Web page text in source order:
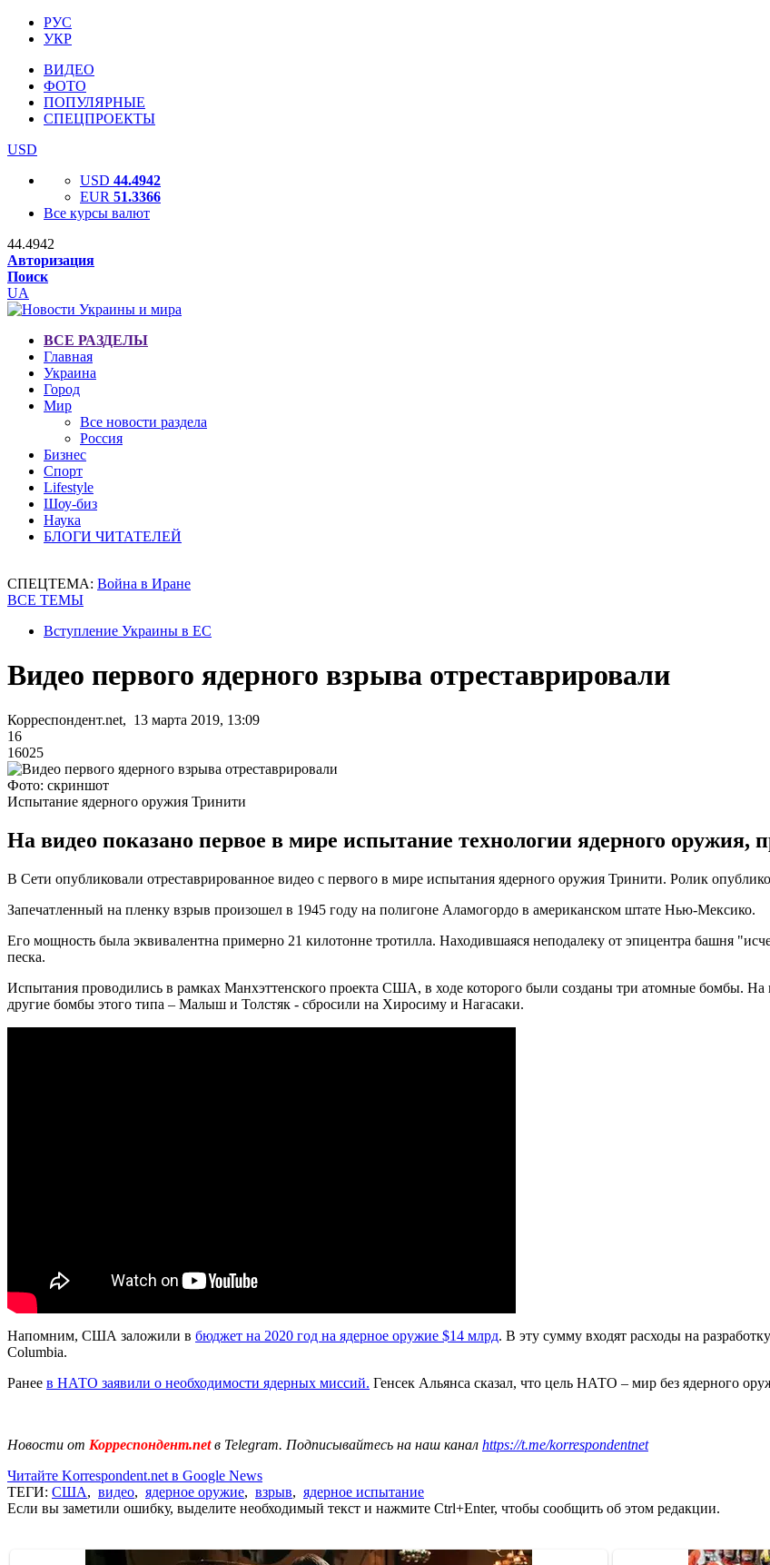
РУС
УКР
ВИДЕО
ФОТО
ПОПУЛЯРНЫЕ
СПЕЦПРОЕКТЫ
USD
USD 44.4942
EUR 51.3366
Все курсы валют
44.4942
Авторизация
Поиск
UA
ВСЕ РАЗДЕЛЫ
Главная
Украина
Город
Мир
Все новости раздела
Россия
Бизнес
Спорт
Lifestyle
Шоу-биз
Наука
БЛОГИ ЧИТАТЕЛЕЙ
СПЕЦТЕМА: Война в Иране
ВСЕ ТЕМЫ
Вступление Украины в ЕС
Видео первого ядерного взрыва отреставрировали
Корреспондент.net, 13 марта 2019, 13:09
16
16025
Фото: скриншот
Испытание ядерного оружия Тринити
На видео показано первое в мире испытание технологии ядерного оружия,
В Сети опубликовали отреставрированное видео с первого в мире испытания ядерного оружия Тринити. Ролик
Запечатленный на пленку взрыв произошел в 1945 году на полигоне Аламогордо в американском штате Нью-Мексико.
Его мощность была эквивалентна примерно 21 килотонне тротилла. Находившаяся неподалеку от эпицентра башня
песка.
Испытания проводились в рамках Манхэттенского проекта США, в ходе которого были созданы три атомные бомбы.
другие бомбы этого типа – Малыш и Толстяк - сбросили на Хиросиму и Нагасаки.
Напомним, США заложили в бюджет на 2020 год на ядерное оружие $14 млрд. В эту сумму входят расходы на
Columbia.
Ранее в НАТО заявили о необходимости ядерных миссий. Генсек Альянса сказал, что цель НАТО – мир без ядерного
Новости от Корреспондент.netв Telegram. Подписывайтесь на наш канал https://t.me/korrespondentnet
Читайте Korrespondent.net в Google News
ТЕГИ: США, видео, ядерное оружие, взрыв, ядерное испытание
Если вы заметили ошибку, выделите необходимый текст и нажмите Ctrl+Enter, чтобы сообщить об этом редакции.